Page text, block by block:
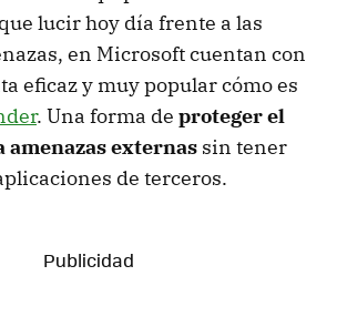
lucir hoy día frente a las
en Microsoft cuentan con
eficaz y muy popular cómo es
. Una forma de proteger el
amenazas externas sin tener
de terceros.